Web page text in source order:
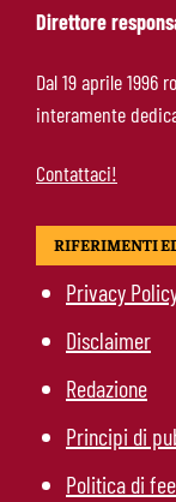
Direttore
Dal 19 aprile 1996
interamente
Contattaci!
RIFERIMENTI
Privacy
Disclaimer
Redazione
Principi di
Politica di